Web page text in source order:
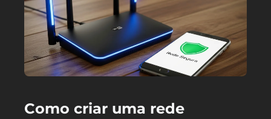
Como criar uma rede